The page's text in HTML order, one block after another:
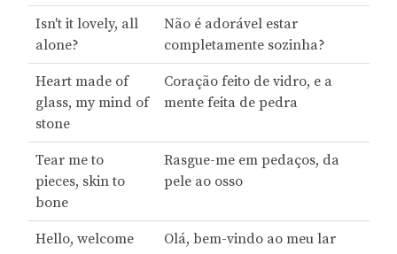
Isn't it lovely, all
alone?
Não é adorável estar
completamente sozinha?
Heart made of
glass, my mind of
stone
Coração feito de vidro, e a
mente feita de pedra
Tear me to
pieces, skin to
bone
Rasgue-me em pedaços, da
pele ao osso
Hello, welcome
Olá, bem-vindo ao meu lar